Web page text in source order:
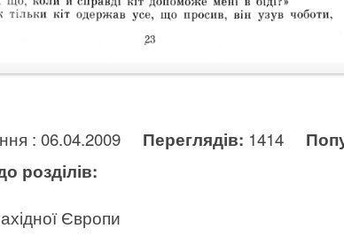
: 06.04.2009 Переглядів: 1414
розділів:
Європи